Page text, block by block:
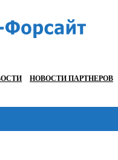
НОВОСТИ ПАРТНЕРОВ